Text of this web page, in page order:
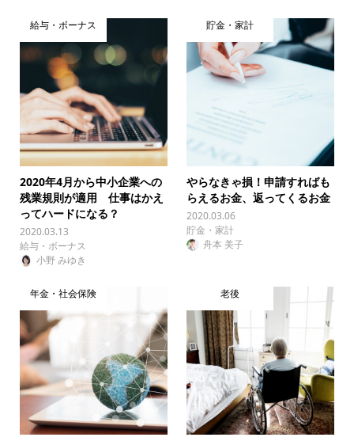
給与・ボーナス
2020年4月から中小企業への
残業規則が適用 仕事はかえ
ってハードになる？
2020.03.13
給与・ボーナス
小野 みゆき
貯金・家計
やらなきゃ損！申請すればも
らえるお金、返ってくるお金
2020.03.06
貯金・家計
舟本 美子
年金・社会保険 老後